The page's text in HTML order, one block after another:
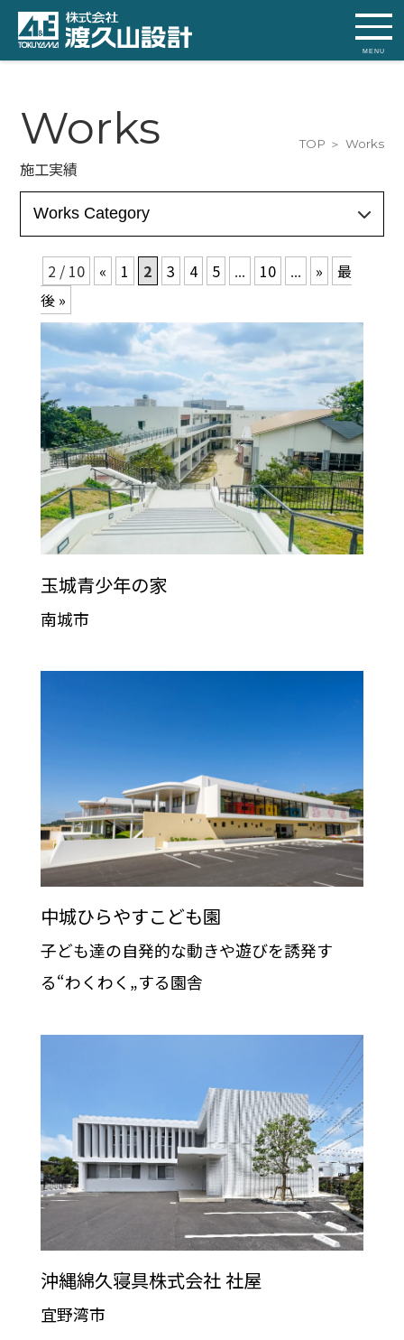
MENU
Works
施工実績
TOP Works
2 / 10 « 1 2 3 4 5 ... 10 ... »
最
後 »
玉城青少年の家
南城市
中城ひらやすこども園
子ども達の自発的な動きや遊びを誘発す
る“わくわく„する園舎
沖縄綿久寝具株式会社 社屋
宜野湾市